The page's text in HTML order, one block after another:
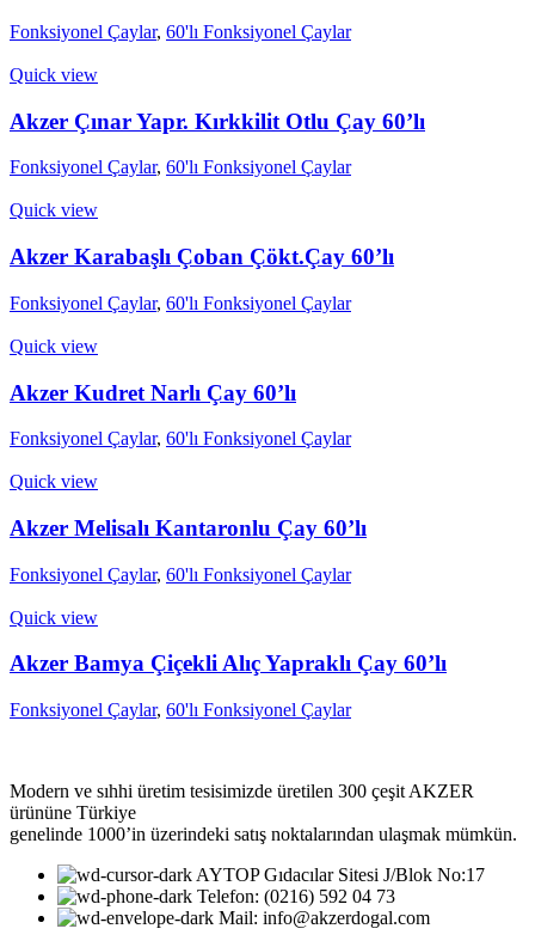
Fonksiyonel Çaylar, 60'lı Fonksiyonel Çaylar
Quick view
Akzer Çınar Yapr. Kırkkilit Otlu Çay 60’lı
Fonksiyonel Çaylar, 60'lı Fonksiyonel Çaylar
Quick view
Akzer Karabaşlı Çoban Çökt.Çay 60’lı
Fonksiyonel Çaylar, 60'lı Fonksiyonel Çaylar
Quick view
Akzer Kudret Narlı Çay 60’lı
Fonksiyonel Çaylar, 60'lı Fonksiyonel Çaylar
Quick view
Akzer Melisalı Kantaronlu Çay 60’lı
Fonksiyonel Çaylar, 60'lı Fonksiyonel Çaylar
Quick view
Akzer Bamya Çiçekli Alıç Yapraklı Çay 60’lı
Fonksiyonel Çaylar, 60'lı Fonksiyonel Çaylar
Modern ve sıhhi üretim tesisimizde üretilen 300 çeşit AKZER
ürününe Türkiye
genelinde 1000’in üzerindeki satış noktalarından ulaşmak mümkün.
AYTOP Gıdacılar Sitesi J/Blok No:17
Telefon: (0216) 592 04 73
Mail: info@akzerdogal.com